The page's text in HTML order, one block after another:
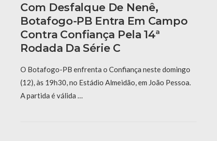
Com Desfalque De Nenê,
Botafogo-PB Entra Em Campo
Contra Confiança Pela 14ª
Rodada Da Série C
O Botafogo-PB enfrenta o Confiança neste domingo
(12), às 19h30, no Estádio Almeidão, em João Pessoa.
A partida é válida …